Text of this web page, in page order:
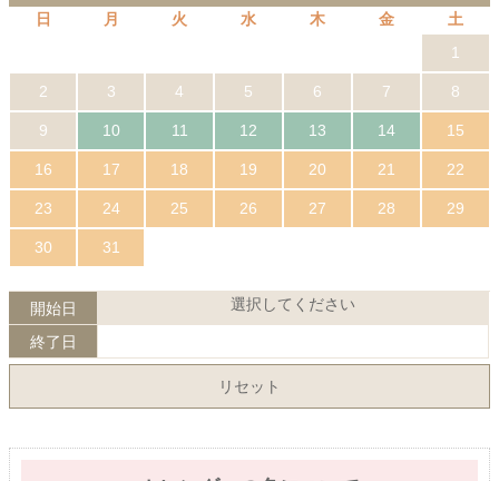
日
月 火 水 木 金
土
1
2 3 4 5 6 7 8
9 10 11 12 13 14 15
16 17 18 19 20 21 22
23 24 25 26 27 28 29
30 31
開始日 選択してください
終了日
リセット